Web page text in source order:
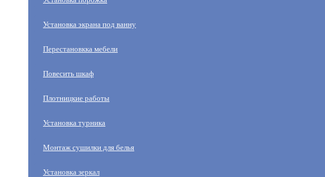
Установка экрана под ванну
Перестановкка мебели
Повесить шкаф
Плотницкие работы
Установка турника
Монтаж сушилки для белья
Установка зеркал